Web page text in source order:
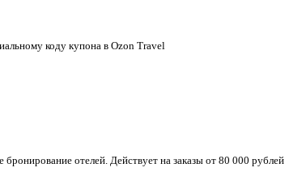
коду купона в Ozon Travel
отелей. Действует на заказы от 80 000 рублей